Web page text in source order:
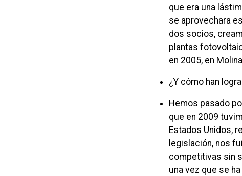
que era una
se aprovechara
dos socios,
plantas
en 2005, en
¿Y cómo han
Hemos pasado
que en 2009
Estados Unidos,
legislación, nos
competitivas sin
una vez que se